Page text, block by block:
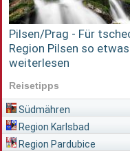
Pilsen/Prag - Für
Region Pilsen so
weiterlesen
Reisetipps
Südmähren
Region Karlsbad
Region Pardubice